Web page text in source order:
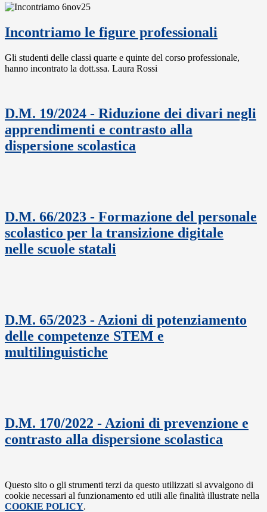
Incontriamo le figure professionali
Gli studenti delle classi quarte e quinte del corso professionale,
hanno incontrato la dott.ssa. Laura Rossi
D.M. 19/2024 - Riduzione dei divari negli
apprendimenti e contrasto alla
dispersione scolastica
D.M. 66/2023 - Formazione del personale
scolastico per la transizione digitale
nelle scuole statali
D.M. 65/2023 - Azioni di potenziamento
delle competenze STEM e
multilinguistiche
D.M. 170/2022 - Azioni di prevenzione e
contrasto alla dispersione scolastica
Questo sito o gli strumenti terzi da questo utilizzati si avvalgono di
cookie necessari al funzionamento ed utili alle finalità illustrate nella
COOKIE POLICY.